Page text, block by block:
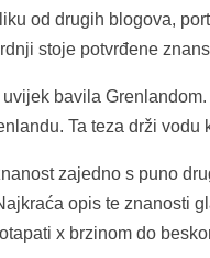
od drugih blogova,
stoje potvrđene
bavila
Ta teza drži
zajedno s puno
opis te znanosti
x brzinom do